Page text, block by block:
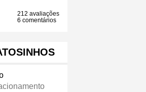
212 avaliações
6 comentários